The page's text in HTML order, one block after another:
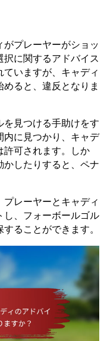
プレーヤーがショッ
択に関するアドバイス
いますが、キャディ
ると、違反となりま
見つける手助けをす
内に見つかり、キャデ
許可されます。しか
かしたりすると、ペナ
レーヤーとキャディ
、フォーボールゴル
ることができます。